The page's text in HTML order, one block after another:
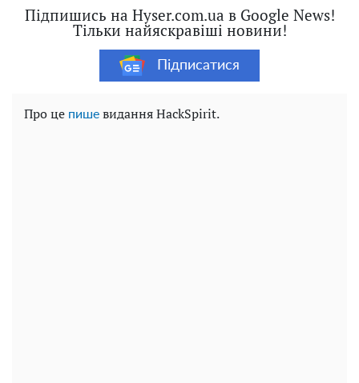
Підпишись на Hyser.com.ua в Google News!
Тільки найяскравіші новини!
Підписатися
Про це пише видання HackSpirit.